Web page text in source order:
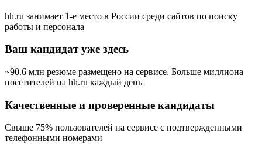
hh.ru занимает 1-е место в России среди сайтов по поиску
работы и персонала
Ваш кандидат уже здесь
~90.6 млн резюме размещено на сервисе. Больше миллиона
посетителей на hh.ru каждый день
Качественные и проверенные кандидаты
Свыше 75% пользователей на сервисе с подтвержденными
телефонными номерами